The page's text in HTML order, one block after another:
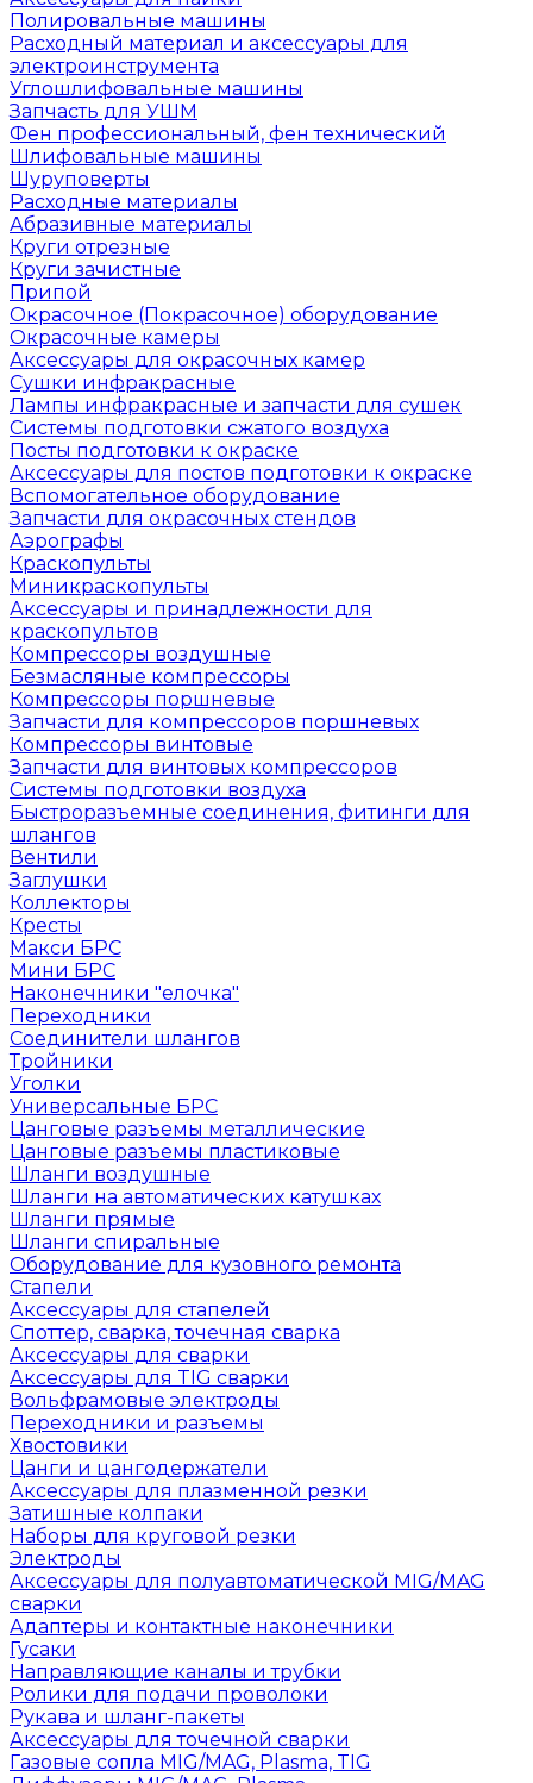
Полировальные машины
Расходный материал и аксессуары для
электроинструмента
Углошлифовальные машины
Запчасть для УШМ
Фен профессиональный, фен технический
Шлифовальные машины
Шуруповерты
Расходные материалы
Абразивные материалы
Круги отрезные
Круги зачистные
Припой
Окрасочное (Покрасочное) оборудование
Окрасочные камеры
Аксессуары для окрасочных камер
Сушки инфракрасные
Лампы инфракрасные и запчасти для сушек
Системы подготовки сжатого воздуха
Посты подготовки к окраске
Аксессуары для постов подготовки к окраске
Вспомогательное оборудование
Запчасти для окрасочных стендов
Аэрографы
Краскопульты
Миникраскопульты
Аксессуары и принадлежности для
краскопультов
Компрессоры воздушные
Безмасляные компрессоры
Компрессоры поршневые
Запчасти для компрессоров поршневых
Компрессоры винтовые
Запчасти для винтовых компрессоров
Системы подготовки воздуха
Быстроразъемные соединения, фитинги для
шлангов
Вентили
Заглушки
Коллекторы
Кресты
Макси БРС
Мини БРС
Наконечники "елочка"
Переходники
Соединители шлангов
Тройники
Уголки
Универсальные БРС
Цанговые разъемы металлические
Цанговые разъемы пластиковые
Шланги воздушные
Шланги на автоматических катушках
Шланги прямые
Шланги спиральные
Оборудование для кузовного ремонта
Стапели
Аксессуары для стапелей
Споттер, сварка, точечная сварка
Аксессуары для сварки
Аксессуары для TIG сварки
Вольфрамовые электроды
Переходники и разъемы
Хвостовики
Цанги и цангодержатели
Аксессуары для плазменной резки
Затишные колпаки
Наборы для круговой резки
Электроды
Аксессуары для полуавтоматической MIG/MAG
сварки
Адаптеры и контактные наконечники
Гусаки
Направляющие каналы и трубки
Ролики для подачи проволоки
Рукава и шланг-пакеты
Аксессуары для точечной сварки
Газовые сопла MIG/MAG, Plasma, TIG